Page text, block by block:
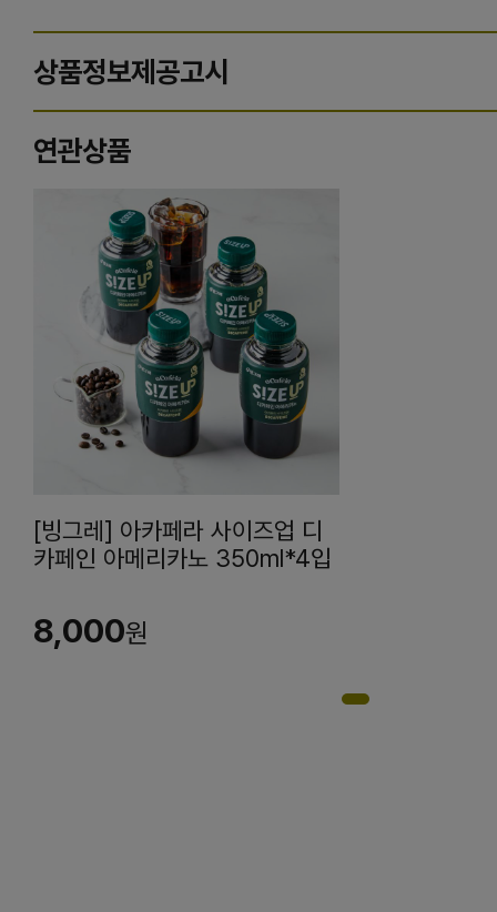
상품정보제공고시
연관상품
[빙그레] 아카페라 사이즈업 디
카페인 아메리카노 350ml*4입
8,000원